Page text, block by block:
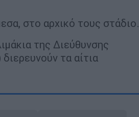
στο αρχικό τους στάδιο.
της Διεύθυνσης
τα αίτια